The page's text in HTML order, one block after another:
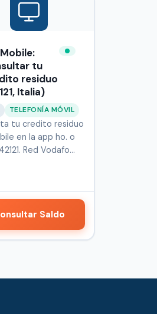
tu
residuo
Italia)
TELEFONÍA MÓVIL
tu credito residuo
en la app ho. o
Red Vodafo…
Saldo